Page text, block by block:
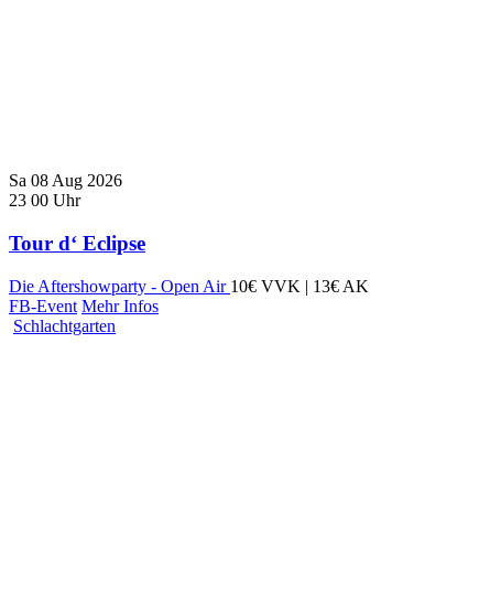
Sa 08 Aug 2026
23 00 Uhr
Tour d‘ Eclipse
Die Aftershowparty - Open Air 10€ VVK | 13€ AK
FB-Event Mehr Infos
Schlachtgarten